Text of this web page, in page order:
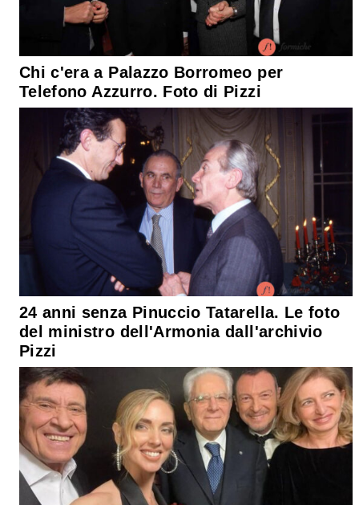
Chi c'era a Palazzo Borromeo per
Telefono Azzurro. Foto di Pizzi
24 anni senza Pinuccio Tatarella. Le foto
del ministro dell'Armonia dall'archivio
Pizzi